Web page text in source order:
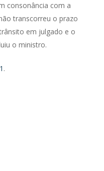
consonância com a
transcorreu o prazo
em julgado e o
o ministro.
.